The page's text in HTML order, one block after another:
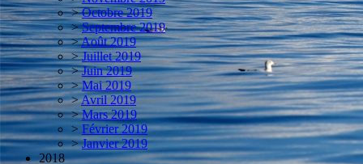
> Octobre 2019
> Septembre 2019
>Août 2019
> Juillet 2019
> Juin 2019
> Mai 2019
>Avril 2019
> Mars 2019
> Février 2019
> Janvier 2019
2018